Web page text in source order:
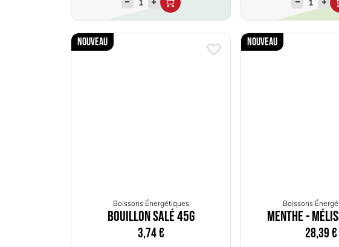
Nouveau
Boissons Énergétiques
Bouillon Salé 45g
3,74€
Nouveau
Boissons
Menthe -
28,39€